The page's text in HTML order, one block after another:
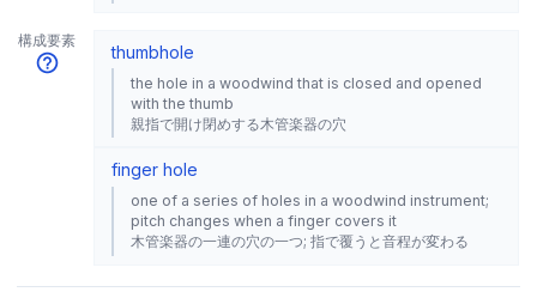
構成要素
thumbhole
the hole in a woodwind that is closed and opened
with the thumb
親指で開け閉めする木管楽器の穴
finger hole
one of a series of holes in a woodwind instrument;
pitch changes when a finger covers it
木管楽器の一連の穴の一つ; 指で覆うと音程が変わる